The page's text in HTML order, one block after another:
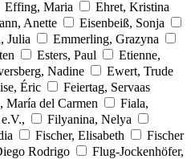
Effing, Maria
Ehret, Kristina
Anette
Eisenbeiß, Sonja
Julia
Emmerling, Grazyna
Esters, Paul
Etienne,
Nadine
Ewert, Trude
Éric
Feiertag, Servaas
María del Carmen
Fiala,
Filyanina, Nelya
Fischer, Elisabeth
Fischer
Rodrigo
Flug-Jockenhöfer,